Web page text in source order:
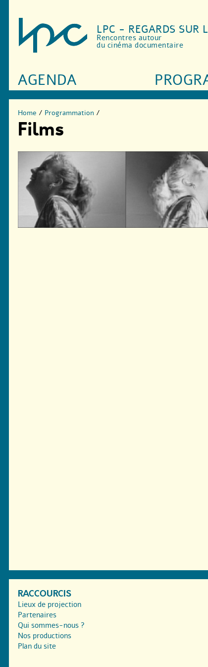
LPC - REGARDS SUR
Rencontres autour
du cinéma documentaire
AGENDA
Home / Programmation /
Films
RACCOURCIS
Lieux de projection
Partenaires
Qui sommes-nous ?
Nos productions
Plan du site